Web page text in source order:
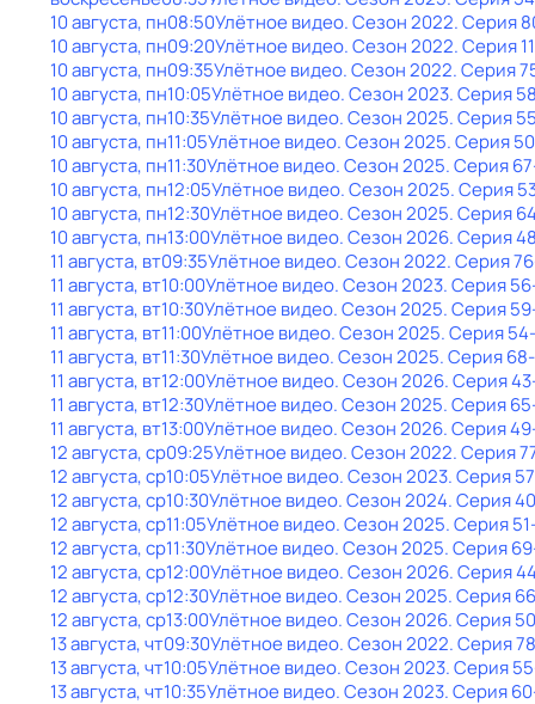
10 августа, пн08:50Улётное видео. Сезон 2022. Серия
10 августа, пн09:20Улётное видео. Сезон 2022. Серия
10 августа, пн09:35Улётное видео. Сезон 2022. Серия
10 августа, пн10:05Улётное видео. Сезон 2023. Серия
10 августа, пн10:35Улётное видео. Сезон 2025. Серия
10 августа, пн11:05Улётное видео. Сезон 2025. Серия
10 августа, пн11:30Улётное видео. Сезон 2025. Серия
10 августа, пн12:05Улётное видео. Сезон 2025. Серия
10 августа, пн12:30Улётное видео. Сезон 2025. Серия
10 августа, пн13:00Улётное видео. Сезон 2026. Серия
11 августа, вт09:35Улётное видео. Сезон 2022. Серия
11 августа, вт10:00Улётное видео. Сезон 2023. Серия
11 августа, вт10:30Улётное видео. Сезон 2025. Серия
11 августа, вт11:00Улётное видео. Сезон 2025. Серия
11 августа, вт11:30Улётное видео. Сезон 2025. Серия
11 августа, вт12:00Улётное видео. Сезон 2026. Серия
11 августа, вт12:30Улётное видео. Сезон 2025. Серия
11 августа, вт13:00Улётное видео. Сезон 2026. Серия
12 августа, ср09:25Улётное видео. Сезон 2022. Серия
12 августа, ср10:05Улётное видео. Сезон 2023. Серия
12 августа, ср10:30Улётное видео. Сезон 2024. Серия
12 августа, ср11:05Улётное видео. Сезон 2025. Серия
12 августа, ср11:30Улётное видео. Сезон 2025. Серия
12 августа, ср12:00Улётное видео. Сезон 2026. Серия
12 августа, ср12:30Улётное видео. Сезон 2025. Серия
12 августа, ср13:00Улётное видео. Сезон 2026. Серия
13 августа, чт09:30Улётное видео. Сезон 2022. Серия
13 августа, чт10:05Улётное видео. Сезон 2023. Серия
13 августа, чт10:35Улётное видео. Сезон 2023. Серия